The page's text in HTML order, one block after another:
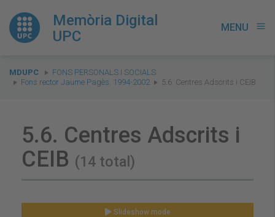
Memòria Digital
UPC
MENU menu
You
are
MDUPC
FONS PERSONALS I SOCIALS
Fons rector Jaume Pagès. 1994-2002
5.6. Centres Adscrits i CEIB
5.6. Centres Adscrits i
CEIB (14 total)
Slideshow mode